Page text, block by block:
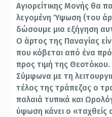
Αγιορείτικης Μονής θα
λεγομένη Ύψωση (του
δώσουμε μια εξήγηση
Ο άρτος της Παναγίας
που κόβεται από ένα
προς τιμή της
Σύμφωνα με τη
τέλος της τράπεζας ο
παλαιά τυπικά και
ύψωση κάνει ο «ταχθείς